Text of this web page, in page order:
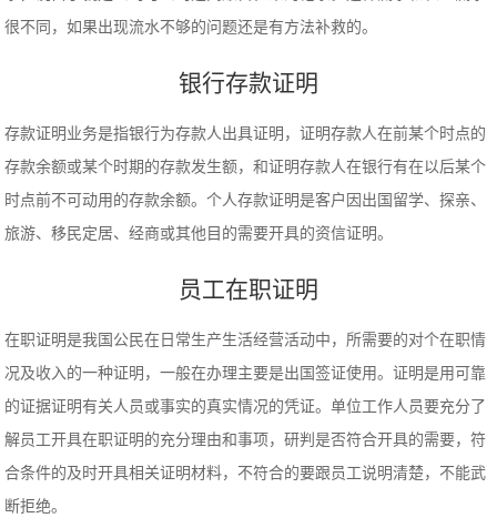
很不同，如果出现流水不够的问题还是有方法补救的。
银行存款证明
存款证明业务是指银行为存款人出具证明，证明存款人在前某个时点的
存款余额或某个时期的存款发生额，和证明存款人在银行有在以后某个
时点前不可动用的存款余额。个人存款证明是客户因出国留学、探亲、
旅游、移民定居、经商或其他目的需要开具的资信证明。
员工在职证明
在职证明是我国公民在日常生产生活经营活动中，所需要的对个在职情
况及收入的一种证明，一般在办理主要是出国签证使用。证明是用可靠
的证据证明有关人员或事实的真实情况的凭证。单位工作人员要充分了
解员工开具在职证明的充分理由和事项，研判是否符合开具的需要，符
合条件的及时开具相关证明材料，不符合的要跟员工说明清楚，不能武
断拒绝。